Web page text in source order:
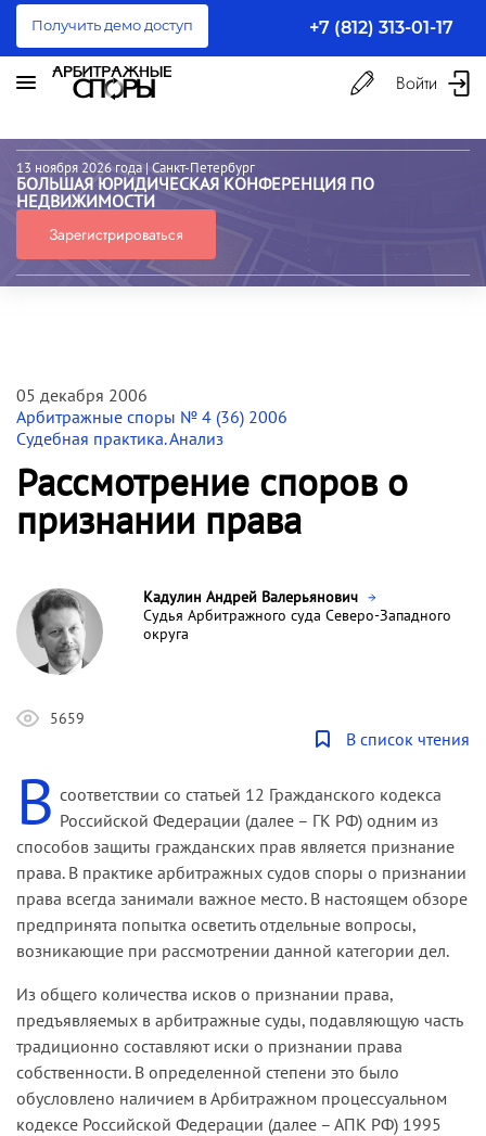
Получить демо доступ +7 (812) 313-01-17
Войти
13 ноября 2026 года | Санкт-Петербург
БОЛЬШАЯ ЮРИДИЧЕСКАЯ КОНФЕРЕНЦИЯ ПО
НЕДВИЖИМОСТИ
Зарегистрироваться
05 декабря 2006
Арбитражные споры № 4 (36) 2006
Судебная практика. Анализ
Рассмотрение споров о
признании права
Кадулин Андрей Валерьянович
Судья Арбитражного суда Северо-Западного
округа
5659
В список чтения
В соответствии со статьей 12 Гражданского кодекса
Российской Федерации (далее – ГК РФ) одним из
способов защиты гражданских прав является признание
права. В практике арбитражных судов споры о признании
права всегда занимали важное место. В настоящем обзоре
предпринята попытка осветить отдельные вопросы,
возникающие при рассмотрении данной категории дел.
Из общего количества исков о признании права,
предъявляемых в арбитражные суды, подавляющую часть
традиционно составляют иски о признании права
собственности. В определенной степени это было
обусловлено наличием в Арбитражном процессуальном
кодексе Российской Федерации (далее – АПК РФ) 1995